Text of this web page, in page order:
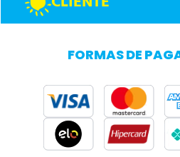
FORMAS DE